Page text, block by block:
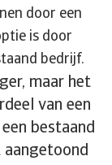
door een
is door
bedrijf.
maar het
van een
bestaand